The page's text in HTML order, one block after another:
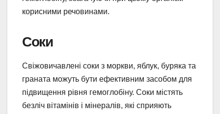
корисними речовинами.
Соки
Свіжовичавлені соки з моркви, яблук, буряка та
граната можуть бути ефективним засобом для
підвищення рівня гемоглобіну. Соки містять
безліч вітамінів і мінералів, які сприяють